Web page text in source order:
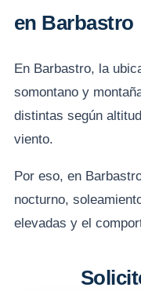
en Barbastro
En Barbastro, la
somontano y
distintas según
viento.
Por eso, en
nocturno,
elevadas y el